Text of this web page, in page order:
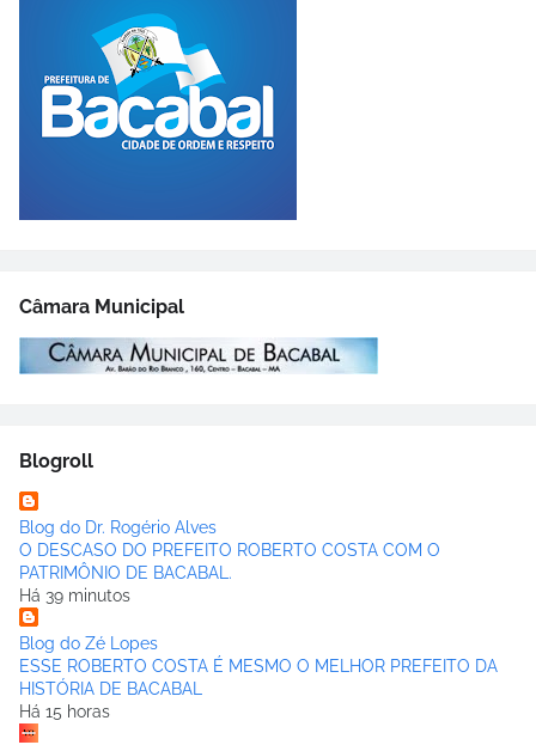
Câmara Municipal
Blogroll
Blog do Dr. Rogério Alves
O DESCASO DO PREFEITO ROBERTO COSTA COM O
PATRIMÔNIO DE BACABAL.
Há 39 minutos
Blog do Zé Lopes
ESSE ROBERTO COSTA É MESMO O MELHOR PREFEITO DA
HISTÓRIA DE BACABAL
Há 15 horas